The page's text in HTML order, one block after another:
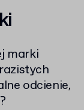
marki
odcienie,